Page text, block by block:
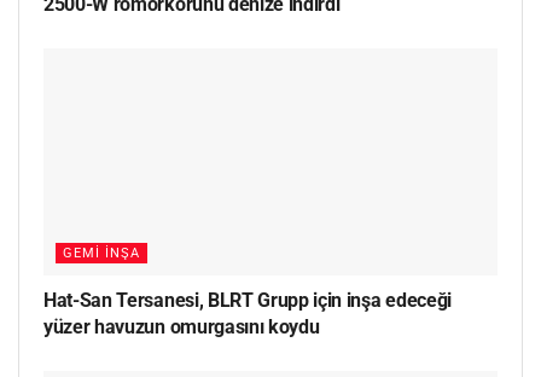
GEMI İNŞA
Hat-San Tersanesi, BLRT Grupp için inşa edeceği
yüzer havuzun omurgasını koydu